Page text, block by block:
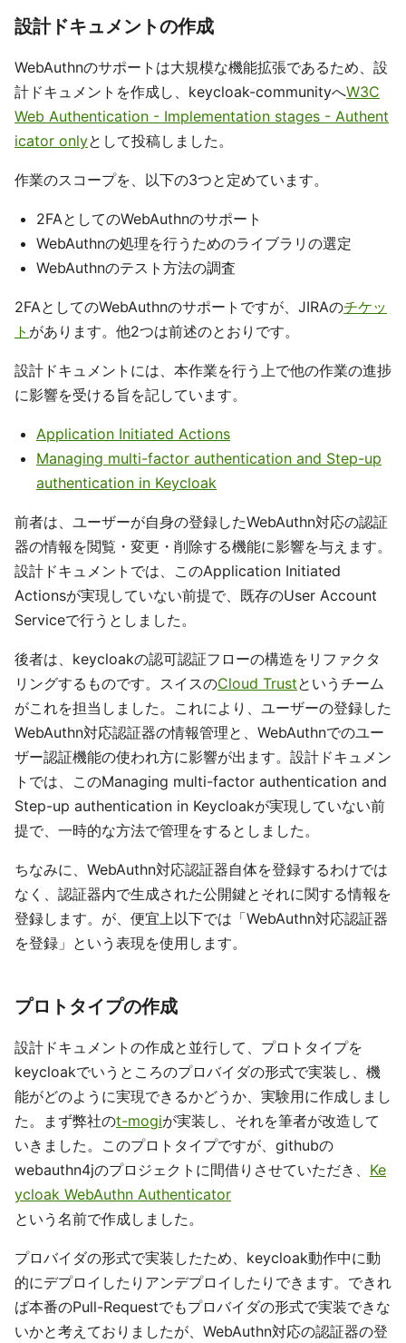
設計ドキュメントの作成
WebAuthnのサポートは大規模な機能拡張であるため、設
計ドキュメントを作成し、keycloak-communityへW3C
Web Authentication - Implementation stages - Authent
icator onlyとして投稿しました。
作業のスコープを、以下の3つと定めています。
2FAとしてのWebAuthnのサポート
WebAuthnの処理を行うためのライブラリの選定
WebAuthnのテスト方法の調査
2FAとしてのWebAuthnのサポートですが、JIRAのチケッ
ト があります。他2つは前述のとおりです。
設計ドキュメントには、本作業を行う上で他の作業の進捗
に影響を受ける旨を記しています。
Application Initiated Actions
Managing multi-factor authentication and Step-up
authentication in Keycloak
前者は、ユーザーが自身の登録したWebAuthn対応の認証
器の情報を閲覧・変更・削除する機能に影響を与えます。
設計ドキュメントでは、このApplication Initiated
Actionsが実現していない前提で、既存のUser Account
Serviceで行うとしました。
後者は、keycloakの認可認証フローの構造をリファクタ
リングするものです。スイスのCloud Trustというチーム
がこれを担当しました。これにより、ユーザーの登録した
WebAuthn対応認証器の情報管理と、WebAuthnでのユー
ザー認証機能の使われ方に影響が出ます。設計ドキュメン
トでは、このManaging multi-factor authentication and
Step-up authentication in Keycloakが実現していない前
提で、一時的な方法で管理をするとしました。
ちなみに、WebAuthn対応認証器自体を登録するわけでは
なく、認証器内で生成された公開鍵とそれに関する情報を
登録します。が、便宜上以下では「WebAuthn対応認証器
を登録」という表現を使用します。
プロトタイプの作成
設計ドキュメントの作成と並行して、プロトタイプを
keycloakでいうところのプロバイダの形式で実装し、機
能がどのように実現できるかどうか、実験用に作成しまし
た。まず弊社のt-mogiが実装し、それを筆者が改造して
いきました。このプロトタイプですが、githubの
webauthn4jのプロジェクトに間借りさせていただき、 Ke
ycloak WebAuthn Authenticator
という名前で作成しました。
プロバイダの形式で実装したため、keycloak動作中に動
的にデプロイしたりアンデプロイしたりできます。できれ
ば本番のPull-Requestでもプロバイダの形式で実装できな
いかと考えておりましたが、WebAuthn対応の認証器の登